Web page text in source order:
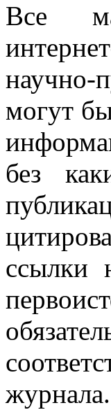
Все
могут
без
ссылки
журнала.